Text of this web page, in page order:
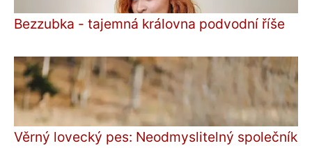
Bezzubka - tajemná královna podvodní říše
Věrný lovecký pes: Neodmyslitelný společník